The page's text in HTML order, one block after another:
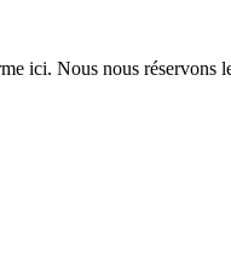
ici. Nous nous réservons